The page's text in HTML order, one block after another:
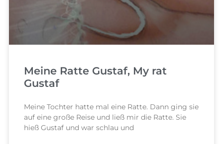
Meine Ratte Gustaf, My rat
Gustaf
Meine Tochter hatte mal eine Ratte. Dann ging sie
auf eine große Reise und ließ mir die Ratte. Sie
hieß Gustaf und war schlau und